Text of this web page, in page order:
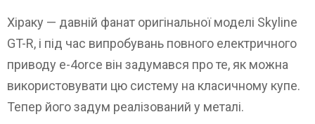
Хіраку — давній фанат оригінальної моделі Skyline
GT-R, і під час випробувань повного електричного
приводу e-4orce він задумався про те, як можна
використовувати цю систему на класичному купе.
Тепер його задум реалізований у металі.